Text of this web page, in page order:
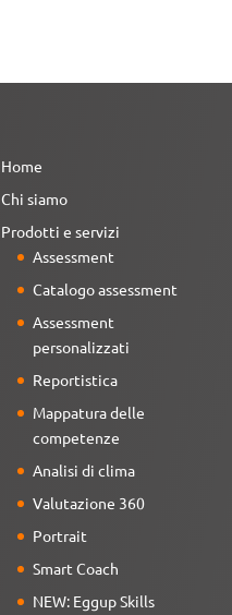
Home
Chi siamo
Prodotti e servizi
Assessment
Catalogo assessment
Assessment
personalizzati
Reportistica
Mappatura delle
competenze
Analisi di clima
Valutazione 360
Portrait
Smart Coach
NEW: Eggup Skills